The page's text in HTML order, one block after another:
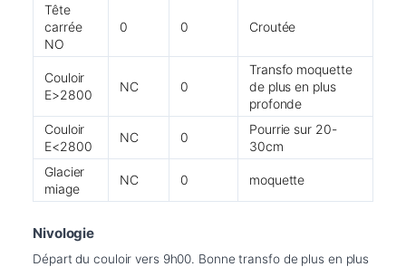
Tête
carrée
NO
0 0 Croutée
Couloir
E>2800
NC 0
Transfo moquette
de plus en plus
profonde
Couloir
E<2800
NC 0
Pourrie sur 20-
30cm
Glacier
miage
NC 0 moquette
Nivologie
Départ du couloir vers 9h00. Bonne transfo de plus en plus